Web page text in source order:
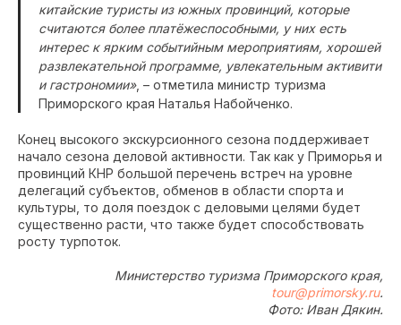
китайские туристы из южных провинций, которые
считаются более платёжеспособными, у них есть
интерес к ярким событийным мероприятиям, хорошей
развлекательной программе, увлекательным активити
и гастрономии», – отметила министр туризма
Приморского края Наталья Набойченко.
Конец высокого экскурсионного сезона поддерживает
начало сезона деловой активности. Так как у Приморья и
провинций КНР большой перечень встреч на уровне
делегаций субъектов, обменов в области спорта и
культуры, то доля поездок с деловыми целями будет
существенно расти, что также будет способствовать
росту турпоток.
Министерство туризма Приморского края,
tour@primorsky.ru.
Фото: Иван Дякин.